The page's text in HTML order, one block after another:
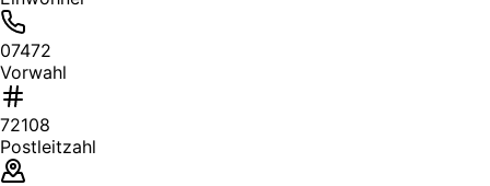
07472
Vorwahl
72108
Postleitzahl